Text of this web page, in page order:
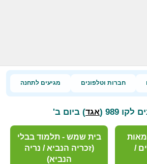
חברות וטלפונים מגיעים לתחנה
989 ( אגד) ביום ב'
/
בית שמש - תלמוד בבלי
(זכריה הנביא / נריה
הנביא)